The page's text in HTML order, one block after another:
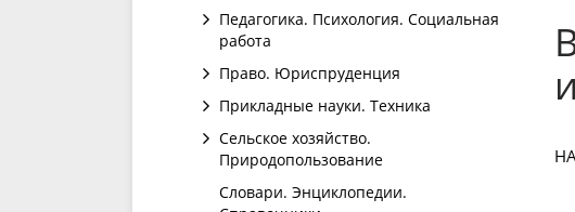
Педагогика. Психология. Социальная
работа
Право. Юриспруденция
Прикладные науки. Техника
Сельское хозяйство.
Природопользование
Словари. Энциклопедии.